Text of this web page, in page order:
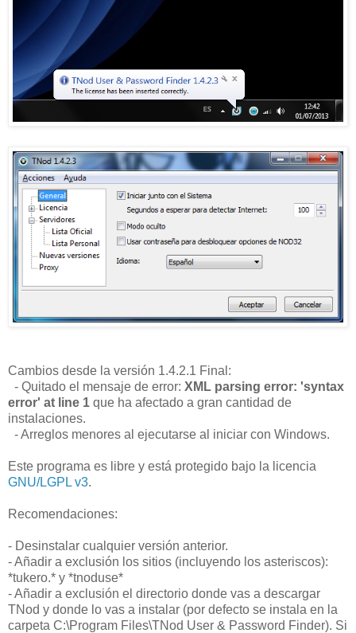
Cambios desde la versión 1.4.2.1 Final:
- Quitado el mensaje de error: XML parsing error: 'syntax
error' at line 1 que ha afectado a gran cantidad de
instalaciones.
- Arreglos menores al ejecutarse al iniciar con Windows.
Este programa es libre y está protegido bajo la licencia
GNU/LGPL v3.
Recomendaciones:
- Desinstalar cualquier versión anterior.
- Añadir a exclusión los sitios (incluyendo los asteriscos):
*tukero.* y *tnoduse*
- Añadir a exclusión el directorio donde vas a descargar
TNod y donde lo vas a instalar (por defecto se instala en la
carpeta C:\Program Files\TNod User & Password Finder). Si